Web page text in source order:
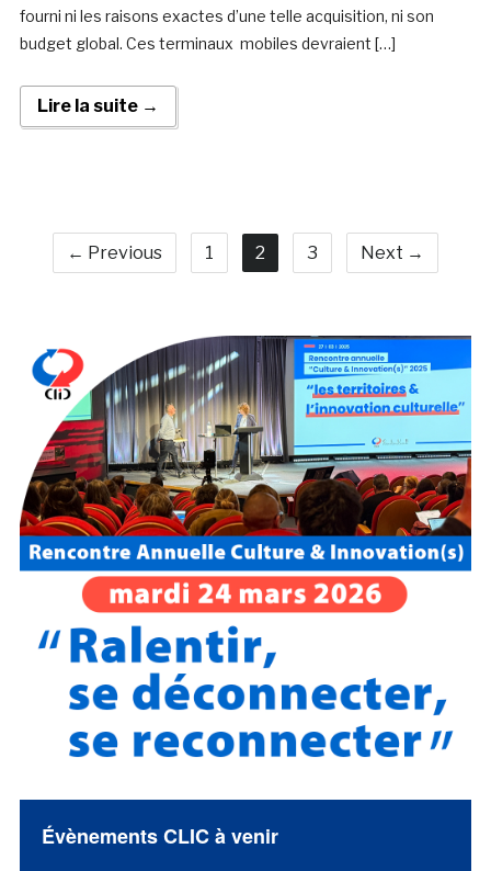
fourni ni les raisons exactes d’une telle acquisition, ni son
budget global. Ces terminaux mobiles devraient […]
Lire la suite →
← Previous 1 2 3 Next →
Évènements CLIC à venir